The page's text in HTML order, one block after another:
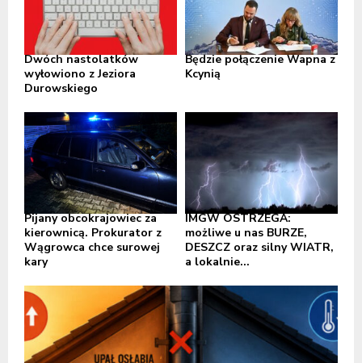
Dwóch nastolatków
wyłowiono z Jeziora
Durowskiego
Będzie połączenie Wapna z
Kcynią
Pijany obcokrajowiec za
kierownicą. Prokurator z
Wągrowca chce surowej
kary
IMGW OSTRZEGA:
możliwe u nas BURZE,
DESZCZ oraz silny WIATR,
a lokalnie...